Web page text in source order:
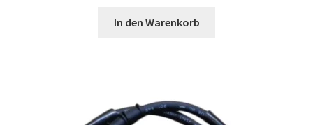
In den Warenkorb